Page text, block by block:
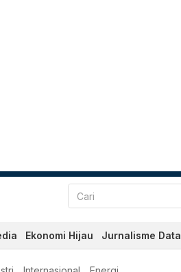
Ekonomi Hijau Jurnalisme Data